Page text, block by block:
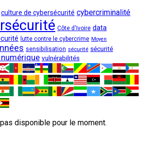
culture de cybersécurité cybercriminalité
Côte d'Ivoire data
lutte contre le cybercrime Moyen
sensibilisation sécurité sécurité
vulnérabilités
disponible pour le moment.